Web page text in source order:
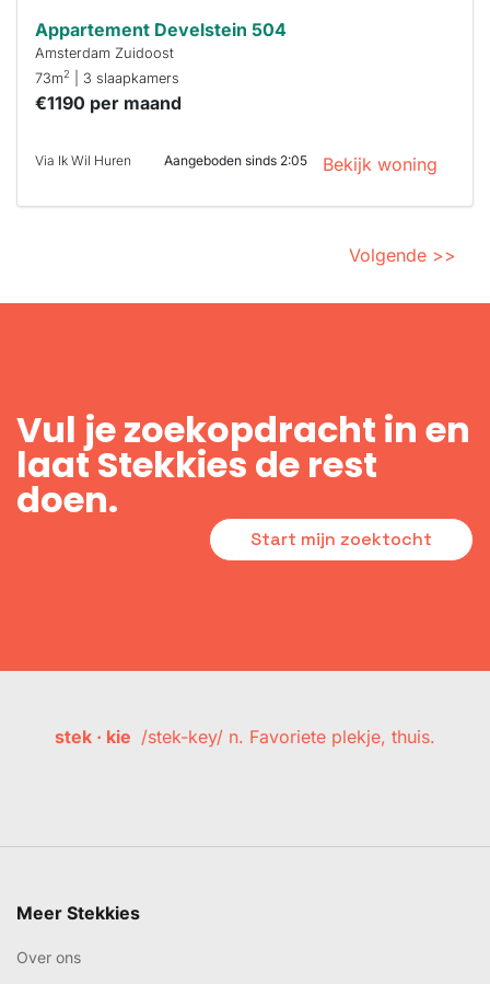
Appartement Develstein 504
Amsterdam Zuidoost
73m2 | 3 slaapkamers
€1190 per maand
Via Ik Wil Huren Aangeboden sinds 2:05 Bekijk woning
Volgende >>
Vul je zoekopdracht in en
laat Stekkies de rest
doen.
Start mijn zoektocht
stek · kie /stek-key/ n. Favoriete plekje, thuis.
Meer Stekkies
Over ons